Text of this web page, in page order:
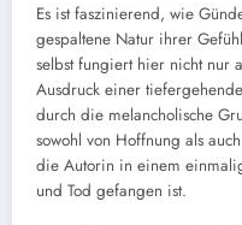
Es ist faszinierend, wie
gespaltene Natur ihrer
selbst fungiert hier nicht nur
Ausdruck einer
durch die melancholische
sowohl von Hoffnung als
die Autorin in einem
und Tod gefangen ist.